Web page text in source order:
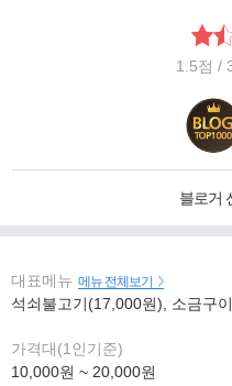
1.5점 /
블로거
대표메뉴 메뉴 전체보기
석쇠불고기(17,000원), 소금구
가격대(1인기준)
10,000원 ~ 20,000원